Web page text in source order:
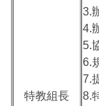
特教組長
3.
4.
5.
6.
7.
8.